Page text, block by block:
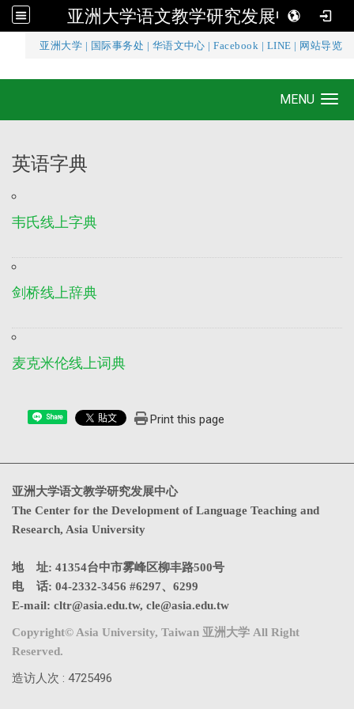
亚洲大学语文教学研究发展中心
亚洲大学 国际事务处 华语文中心 |Facebook LINE 网站导览
亚洲大学语文教学研究发展中心
MENU
英语字典
韦氏线上字典
剑桥线上辞典
麦克米伦线上词典
Share Print this page
亚洲大学语文教学研究发展中心
The Center for the Development of Language Teaching and
Research, Asia University
地 址: 41354台中市雾峰区柳丰路500号
电 话: 04-2332-3456 #6297、6299
E-mail: cltr@asia.edu.tw, cle@asia.edu.tw
Copyright© Asia University, Taiwan 亚洲大学 All Right
Reserved.
造访人次 : 4725496